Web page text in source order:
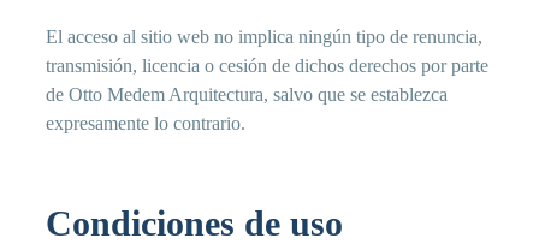
El acceso al sitio web no implica ningún tipo de renuncia,
transmisión, licencia o cesión de dichos derechos por parte
de Otto Medem Arquitectura, salvo que se establezca
expresamente lo contrario.
Condiciones de uso